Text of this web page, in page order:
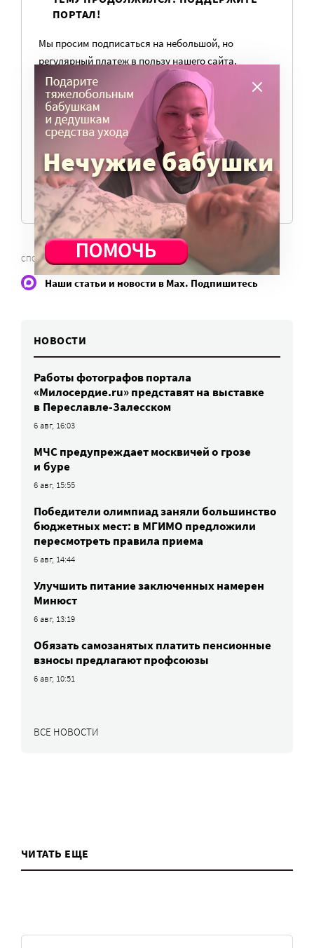
ПОРТАЛ!
Мы просим подписаться на небольшой, но
регулярный платеж в пользу нашего сайта.
Милосердие.ru работает благодаря добровольным
пожертвованиям наших читателей. На
командировки, съемки, зарплаты редакторов,
журналистов и техническую поддержку сайта
ПОМОЧЬ ПОРТАЛУ
СПОРТ ДЛЯ ИНВАЛИДОВ,ПАРАЛИМПИАДА 2016
Наши статьи и новости в Max. Подпишитесь
НОВОСТИ
Работы фотографов портала
«Милосердие.ru» представят на выставке
в Переславле-Залесском
6 авг, 16:03
МЧС предупреждает москвичей о грозе
и буре
6 авг, 15:55
Победители олимпиад заняли большинство
бюджетных мест: в МГИМО предложили
пересмотреть правила приема
6 авг, 14:44
Улучшить питание заключенных намерен
Минюст
6 авг, 13:19
Обязать самозанятых платить пенсионные
взносы предлагают профсоюзы
6 авг, 10:51
ВСЕ НОВОСТИ
ЧИТАТЬ ЕЩЕ